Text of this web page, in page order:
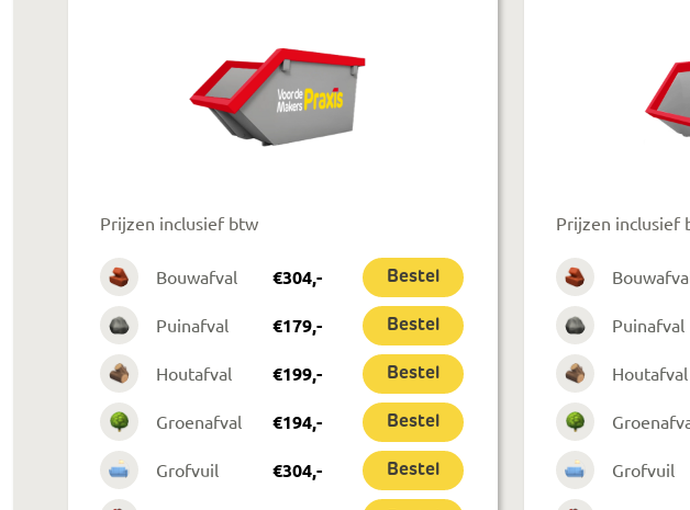
Prijzen inclusief btw
Bouwafval €304,- Bestel
Puinafval €179,- Bestel
Houtafval €199,- Bestel
Groenafval €194,- Bestel
Grofvuil €304,- Bestel
Prijzen inclusief
Puinafval
Houtafval
Grofvuil